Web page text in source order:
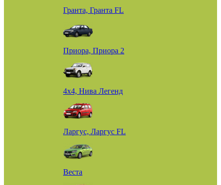
Гранта, Гранта FL
Приора, Приора 2
4х4, Нива Легенд
Ларгус, Ларгус FL
Веста